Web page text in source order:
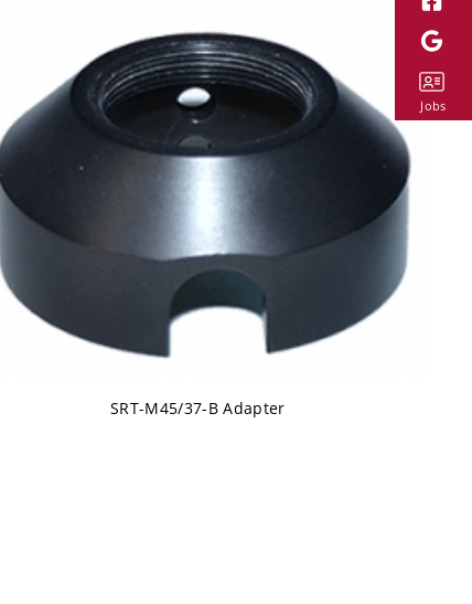
Jobs
SRT-M45/37-B Adapter